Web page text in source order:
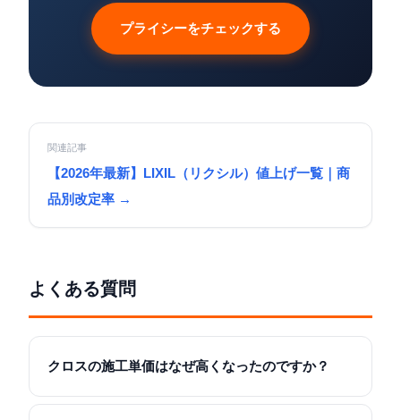
プライシーをチェックする
関連記事
【2026年最新】LIXIL（リクシル）値上げ一覧｜商
品別改定率 →
よくある質問
クロスの施工単価はなぜ高くなったのですか？